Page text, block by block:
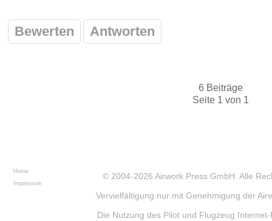
Bewerten Antworten
6 Beiträge
Seite 1 von 1
Home
Impressum
© 2004-2026 Airwork Press GmbH . Alle
Vervielfältigung nur mit Genehmigung der
Die Nutzung des Pilot und Flugzeug